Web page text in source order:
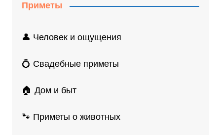
Приметы
👤 Человек и ощущения
💍 Свадебные приметы
🏠 Дом и быт
🐾 Приметы о животных